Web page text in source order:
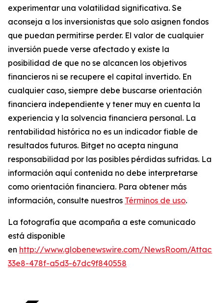
experimentar una volatilidad significativa. Se
aconseja a los inversionistas que solo asignen fondos
que puedan permitirse perder. El valor de cualquier
inversión puede verse afectado y existe la
posibilidad de que no se alcancen los objetivos
financieros ni se recupere el capital invertido. En
cualquier caso, siempre debe buscarse orientación
financiera independiente y tener muy en cuenta la
experiencia y la solvencia financiera personal. La
rentabilidad histórica no es un indicador fiable de
resultados futuros. Bitget no acepta ninguna
responsabilidad por las posibles pérdidas sufridas. La
información aquí contenida no debe interpretarse
como orientación financiera. Para obtener más
información, consulte nuestros Términos de uso.
La fotografía que acompaña a este comunicado
está disponible
en http://www.globenewswire.com/NewsRoom/
33e8-478f-a5d3-67dc9f840558